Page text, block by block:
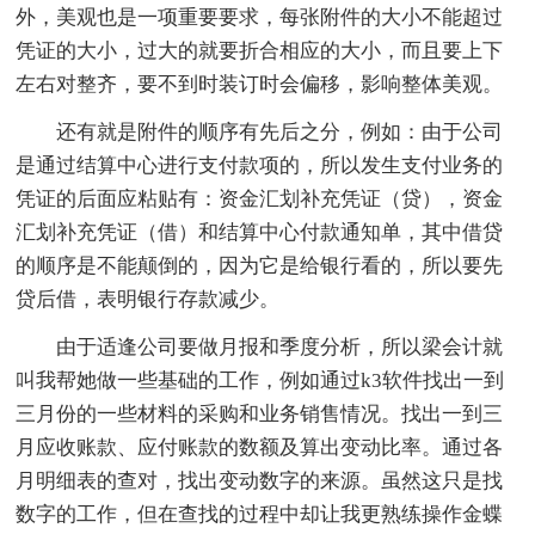
外，美观也是一项重要要求，每张附件的大小不能超过
凭证的大小，过大的就要折合相应的大小，而且要上下
左右对整齐，要不到时装订时会偏移，影响整体美观。
还有就是附件的顺序有先后之分，例如：由于公司
是通过结算中心进行支付款项的，所以发生支付业务的
凭证的后面应粘贴有：资金汇划补充凭证（贷），资金
汇划补充凭证（借）和结算中心付款通知单，其中借贷
的顺序是不能颠倒的，因为它是给银行看的，所以要先
贷后借，表明银行存款减少。
由于适逢公司要做月报和季度分析，所以梁会计就
叫我帮她做一些基础的工作，例如通过k3软件找出一到
三月份的一些材料的采购和业务销售情况。找出一到三
月应收账款、应付账款的数额及算出变动比率。通过各
月明细表的查对，找出变动数字的来源。虽然这只是找
数字的工作，但在查找的过程中却让我更熟练操作金蝶